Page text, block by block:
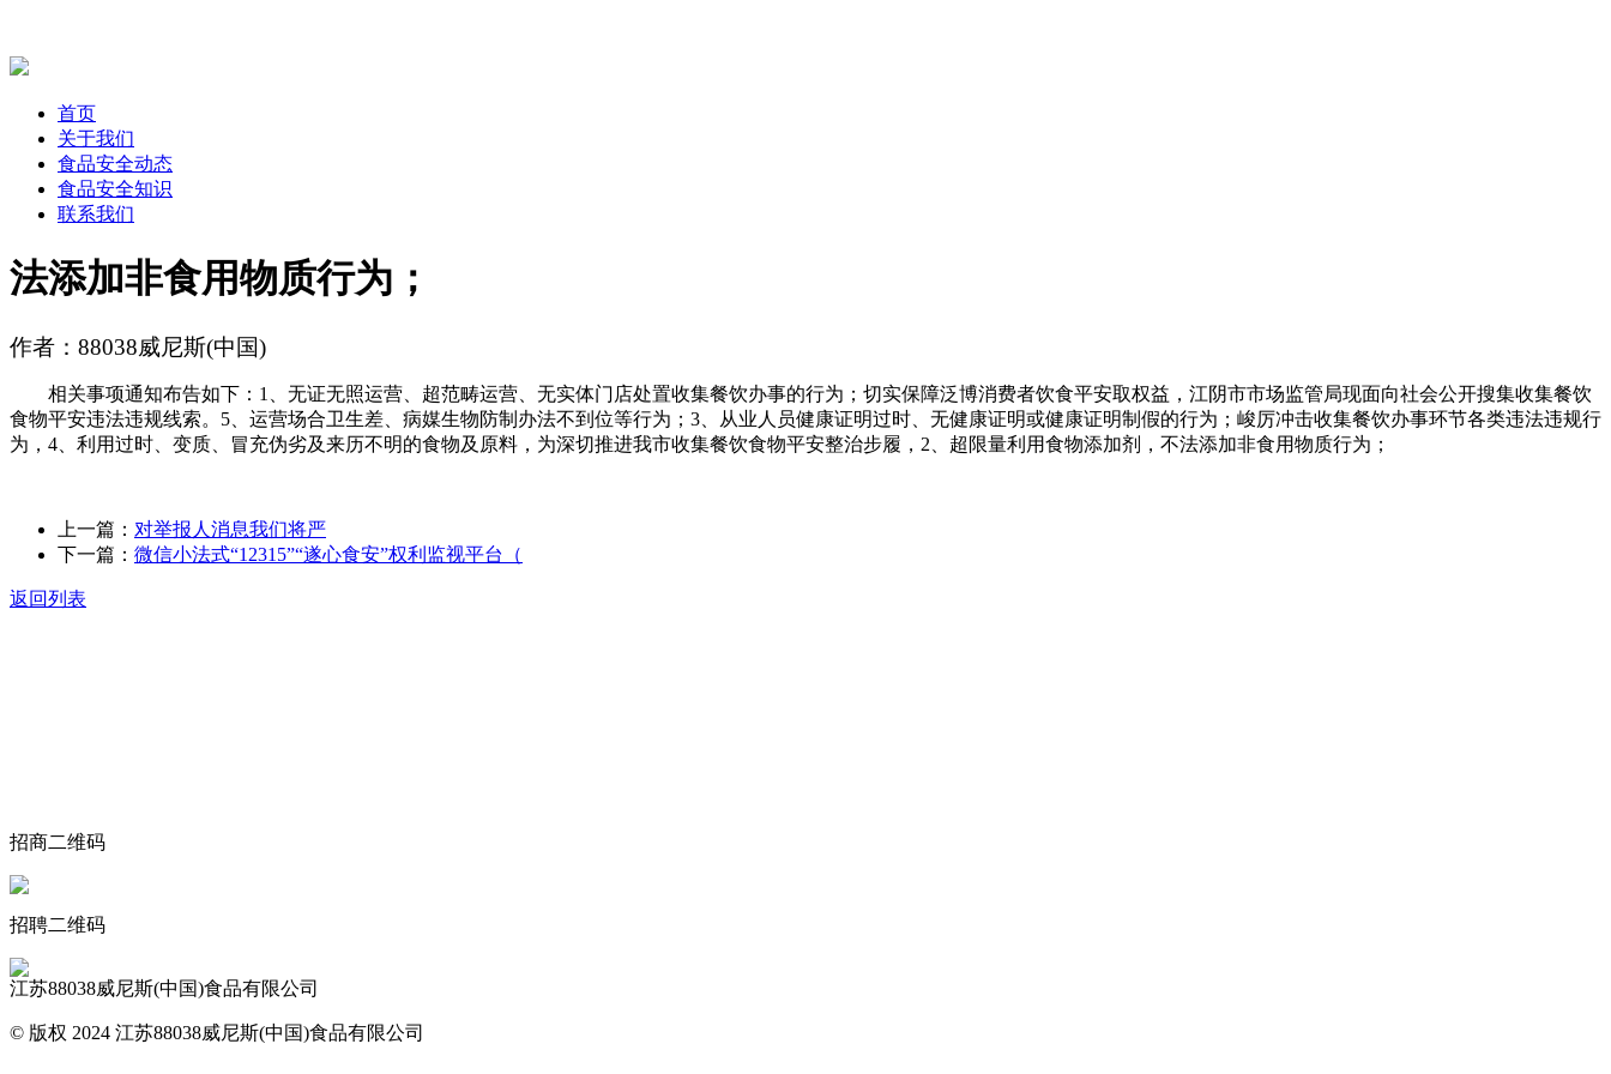
首页
关于我们
食品安全动态
食品安全知识
联系我们
法添加非食用物质行为；
作者：88038威尼斯(中国)
相关事项通知布告如下：1、无证无照运营、超范畴运营、无实体门店处置收集餐饮办事的行为；切实保障泛博消费者饮食平安取权益，江阴市市场监管局现面向社会公开搜集收集餐饮
食物平安违法违规线索。5、运营场合卫生差、病媒生物防制办法不到位等行为；3、从业人员健康证明过时、无健康证明或健康证明制假的行为；峻厉冲击收集餐饮办事环节各类违法违规行
为，4、利用过时、变质、冒充伪劣及来历不明的食物及原料，为深切推进我市收集餐饮食物平安整治步履，2、超限量利用食物添加剂，不法添加非食用物质行为；
上一篇： 对举报人消息我们将严
下一篇： 微信小法式“12315”“遂心食安”权利监视平台（
返回列表
招商二维码
招聘二维码
江苏88038威尼斯(中国)食品有限公司
© 版权 2024 江苏88038威尼斯(中国)食品有限公司